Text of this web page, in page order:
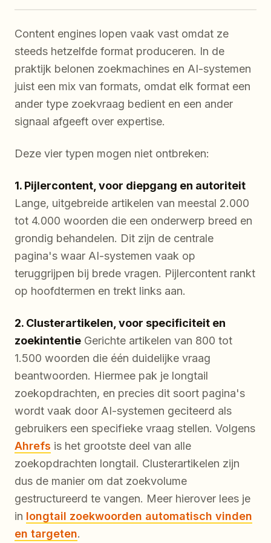
Content engines lopen vaak vast omdat ze
steeds hetzelfde format produceren. In de
praktijk belonen zoekmachines en AI-systemen
juist een mix van formats, omdat elk format een
ander type zoekvraag bedient en een ander
signaal afgeeft over expertise.
Deze vier typen mogen niet ontbreken:
1. Pijlercontent, voor diepgang en autoriteit
Lange, uitgebreide artikelen van meestal 2.000
tot 4.000 woorden die een onderwerp breed en
grondig behandelen. Dit zijn de centrale
pagina's waar AI-systemen vaak op
teruggrijpen bij brede vragen. Pijlercontent rankt
op hoofdtermen en trekt links aan.
2. Clusterartikelen, voor specificiteit en
zoekintentie Gerichte artikelen van 800 tot
1.500 woorden die één duidelijke vraag
beantwoorden. Hiermee pak je longtail
zoekopdrachten, en precies dit soort pagina's
wordt vaak door AI-systemen geciteerd als
gebruikers een specifieke vraag stellen. Volgens
Ahrefs is het grootste deel van alle
zoekopdrachten longtail. Clusterartikelen zijn
dus de manier om dat zoekvolume
gestructureerd te vangen. Meer hierover lees je
in longtail zoekwoorden automatisch vinden
en targeten.